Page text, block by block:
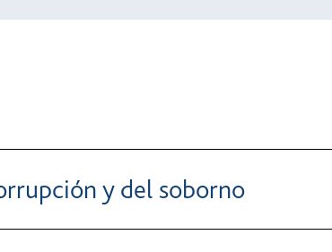
y del soborno